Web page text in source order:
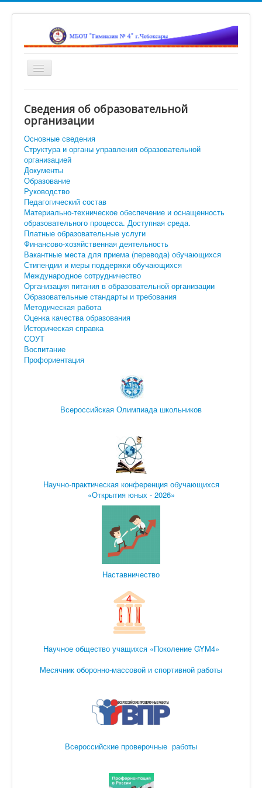
Включить/
выключить
Новости
Сетевой город
Ученикам
Помощь родителям и учителям
Достижения наших гимназистов
Объявления
Вход
Искать...
Искать
Сведения об образовательной
организации
Основные сведения
Структура и органы управления образовательной
организацией
Документы
Образование
Руководство
Педагогический состав
Материально-техническое обеспечение и оснащенность
образовательного процесса. Доступная среда.
Платные образовательные услуги
Финансово-хозяйственная деятельность
Вакантные места для приема (перевода) обучающихся
Стипендии и меры поддержки обучающихся
Международное сотрудничество
Организация питания в образовательной организации
Образовательные стандарты и требования
Методическая работа
Оценка качества образования
Историческая справка
СОУТ
Воспитание
Профориентация
Всероссийская Олимпиада школьников
Научно-практическая конференция обучающихся
«Открытия юных - 2026»
Наставничество
Научное общество учащихся «Поколение GYM4»
Месячник оборонно-массовой и спортивной работы
Всероссийские проверочные работы